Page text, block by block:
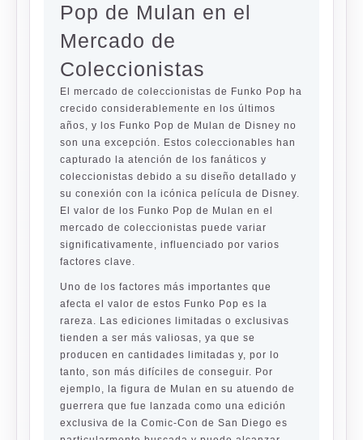
Pop de Mulan en el
Mercado de
Coleccionistas
El mercado de coleccionistas de Funko Pop ha
crecido considerablemente en los últimos
años, y los Funko Pop de Mulan de Disney no
son una excepción. Estos coleccionables han
capturado la atención de los fanáticos y
coleccionistas debido a su diseño detallado y
su conexión con la icónica película de Disney.
El valor de los Funko Pop de Mulan en el
mercado de coleccionistas puede variar
significativamente, influenciado por varios
factores clave.
Uno de los factores más importantes que
afecta el valor de estos Funko Pop es la
rareza. Las ediciones limitadas o exclusivas
tienden a ser más valiosas, ya que se
producen en cantidades limitadas y, por lo
tanto, son más difíciles de conseguir. Por
ejemplo, la figura de Mulan en su atuendo de
guerrera que fue lanzada como una edición
exclusiva de la Comic-Con de San Diego es